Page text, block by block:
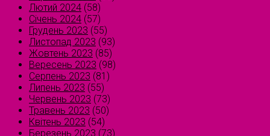
Лютий 2024 (58)
Січень 2024 (57)
Грудень 2023 (55)
Листопад 2023 (93)
Жовтень 2023 (85)
Вересень 2023 (98)
Серпень 2023 (81)
Липень 2023 (55)
Червень 2023 (73)
Травень 2023 (50)
Квітень 2023 (54)
Березень 2023 (73)